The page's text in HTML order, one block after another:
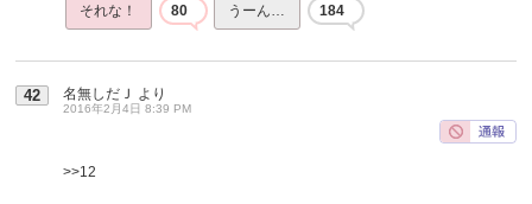
それな！ 80 うーん… 184
42 名無しだＪ より
2016年2月4日 8:39 PM
>>12